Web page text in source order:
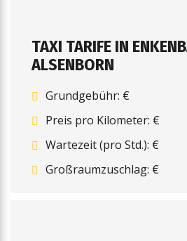
TAXI TARIFE IN
ALSENBORN
Grundgebühr: €
Preis pro Kilometer: €
Wartezeit (pro Std.): €
Großraumzuschlag: €